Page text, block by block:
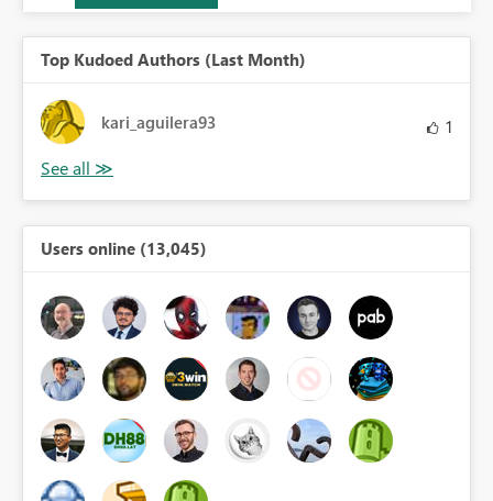
Top Kudoed Authors (Last Month)
kari_aguilera93 1
Users online (13,045)